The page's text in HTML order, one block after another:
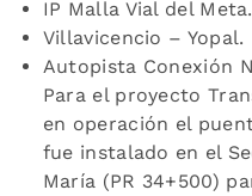
IP Malla Vial del Meta.
Villavicencio – Yopal.
Autopista Conexión
Para el proyecto
en operación el
fue instalado en el
María (PR 34+500)